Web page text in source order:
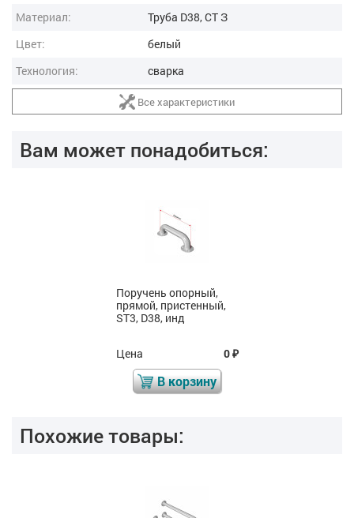
Материал:
Труба D38, СТ З
Цвет:
белый
Технология:
сварка
Все характеристики
Вам может понадобиться:
Поручень опорный,
прямой, пристенный,
ST3, D38, инд
Цена 0₽
В корзину
Похожие товары: